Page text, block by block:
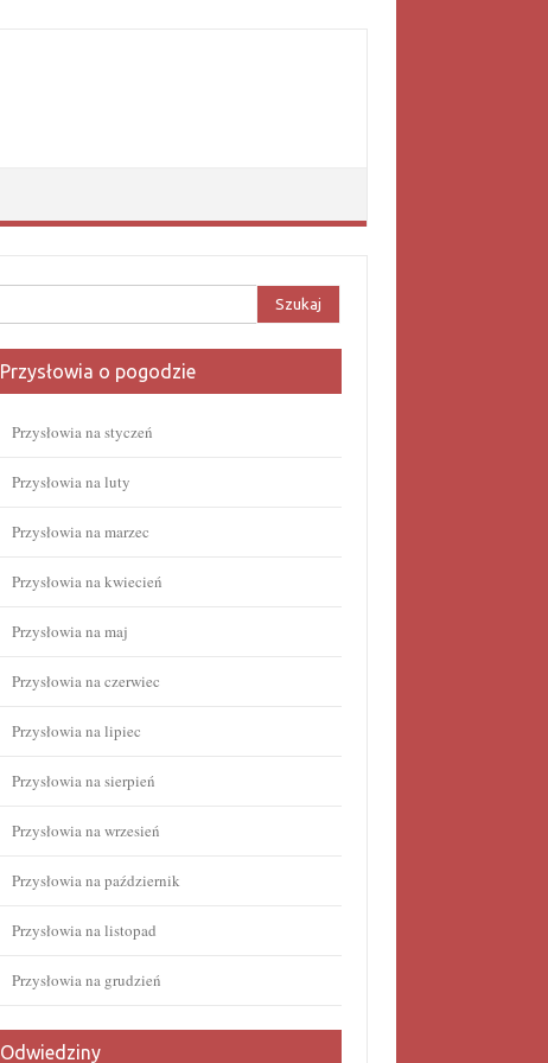
Przysłowia o pogodzie
Przysłowia na styczeń
Przysłowia na luty
Przysłowia na marzec
Przysłowia na kwiecień
Przysłowia na maj
Przysłowia na czerwiec
Przysłowia na lipiec
Przysłowia na sierpień
Przysłowia na wrzesień
Przysłowia na październik
Przysłowia na listopad
Przysłowia na grudzień
Odwiedziny